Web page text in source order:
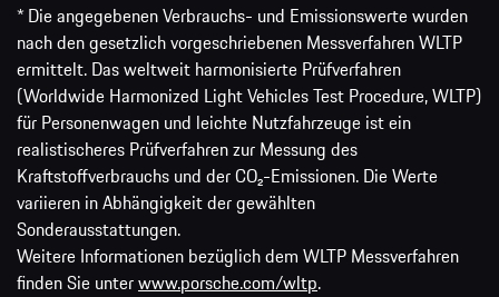
* Die angegebenen Verbrauchs- und Emissionswerte wurden
nach den gesetzlich vorgeschriebenen Messverfahren WLTP
ermittelt. Das weltweit harmonisierte Prüfverfahren
(Worldwide Harmonized Light Vehicles Test Procedure, WLTP)
für Personenwagen und leichte Nutzfahrzeuge ist ein
realistischeres Prüfverfahren zur Messung des
Kraftstoffverbrauchs und der CO₂-Emissionen. Die Werte
variieren in Abhängigkeit der gewählten
Sonderausstattungen.
Weitere Informationen bezüglich dem WLTP Messverfahren
finden Sie unterwww.porsche.com/wltp.